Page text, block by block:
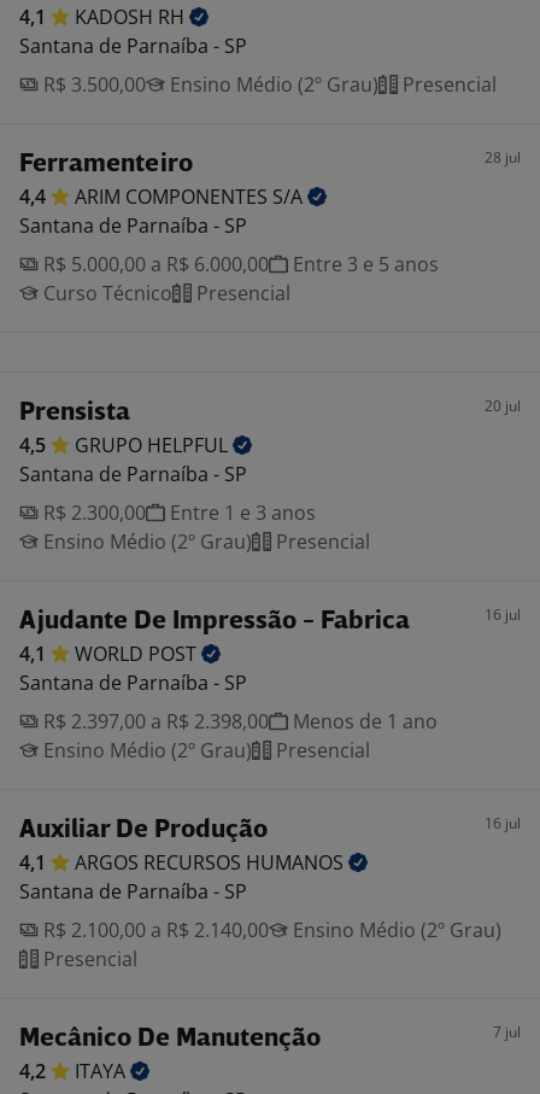
4,1 KADOSH RH
Santana de Parnaíba - SP
R$ 3.500,00
Ensino Médio (2º Grau) Presencial
Ferramenteiro 28 jul
4,4 ARIM COMPONENTES S/A
Santana de Parnaíba - SP
R$ 5.000,00 a R$ 6.000,00
Entre 3 e 5 anos
Curso Técnico
Presencial
Prensista 20 jul
4,5 GRUPO HELPFUL
Santana de Parnaíba - SP
R$ 2.300,00
Entre 1 e 3 anos
Ensino Médio (2º Grau)
Presencial
Ajudante De Impressão - Fabrica 16 jul
4,1 WORLD POST
Santana de Parnaíba - SP
R$ 2.397,00 a R$ 2.398,00
Menos de 1 ano
Ensino Médio (2º Grau)
Presencial
Auxiliar De Produção 16 jul
4,1 ARGOS RECURSOS HUMANOS
Santana de Parnaíba - SP
R$ 2.100,00 a R$ 2.140,00
Ensino Médio (2º Grau)
Presencial
Mecânico De Manutenção 7 jul
4,2
ITAYA